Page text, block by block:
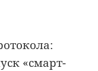
«смарт-